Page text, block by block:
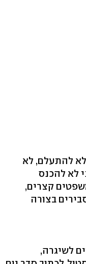
להתעלם, לא
לא להכנס
קצרים,
בצורה
לשיגרה,